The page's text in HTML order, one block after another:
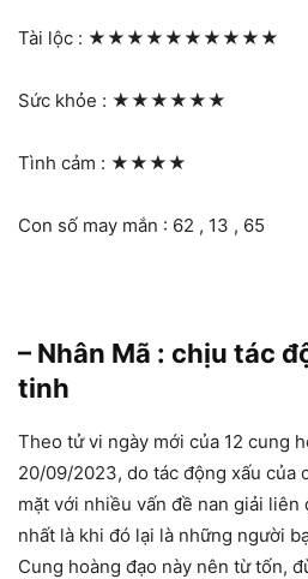
Tài lộc : ★★★★★★★★★★
Sức khỏe : ★★★★★★
Tình cảm : ★★★★
Con số may mắn : 62 , 13 , 65
– Nhân Mã : chịu tác
tinh
Theo tử vi ngày mới của 12 cung
20/09/2023, do tác động xấu của
mặt với nhiều vấn đề nan giải liên
nhất là khi đó lại là những người
Cung hoàng đạo này nên từ tốn,